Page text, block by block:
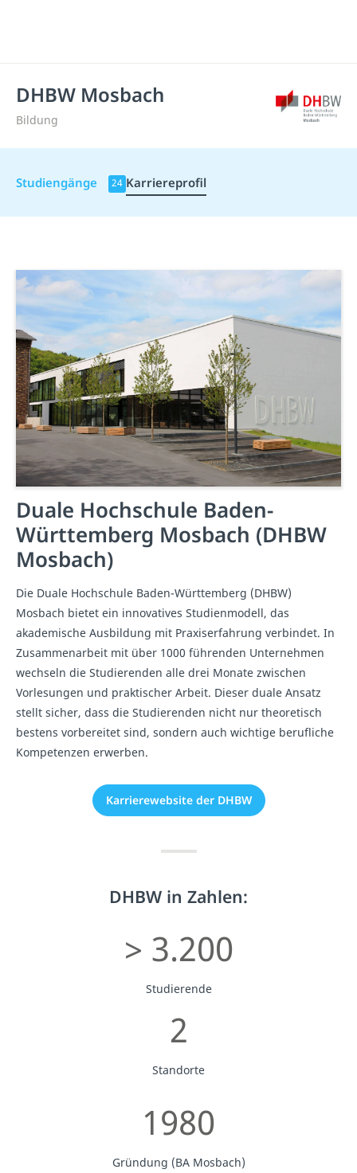
DHBW Mosbach
Bildung
Studiengänge 24 Karriereprofil
Duale Hochschule Baden-
Württemberg Mosbach (DHBW
Mosbach)
Die Duale Hochschule Baden-Württemberg (DHBW)
Mosbach bietet ein innovatives Studienmodell, das
akademische Ausbildung mit Praxiserfahrung verbindet. In
Zusammenarbeit mit über 1000 führenden Unternehmen
wechseln die Studierenden alle drei Monate zwischen
Vorlesungen und praktischer Arbeit. Dieser duale Ansatz
stellt sicher, dass die Studierenden nicht nur theoretisch
bestens vorbereitet sind, sondern auch wichtige berufliche
Kompetenzen erwerben.
Karrierewebsite der DHBW
DHBW in Zahlen:
> 3.200
Studierende
2
Standorte
1980
Gründung (BA Mosbach)